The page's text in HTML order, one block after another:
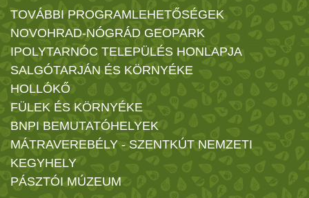
TOVÁBBI PROGRAMLEHETŐSÉGEK
NOVOHRAD-NÓGRÁD GEOPARK
IPOLYTARNÓC TELEPÜLÉS HONLAPJA
SALGÓTARJÁN ÉS KÖRNYÉKE
HOLLÓKŐ
FÜLEK ÉS KÖRNYÉKE
BNPI BEMUTATÓHELYEK
MÁTRAVEREBÉLY - SZENTKÚT NEMZETI
KEGYHELY
PÁSZTÓI MÚZEUM